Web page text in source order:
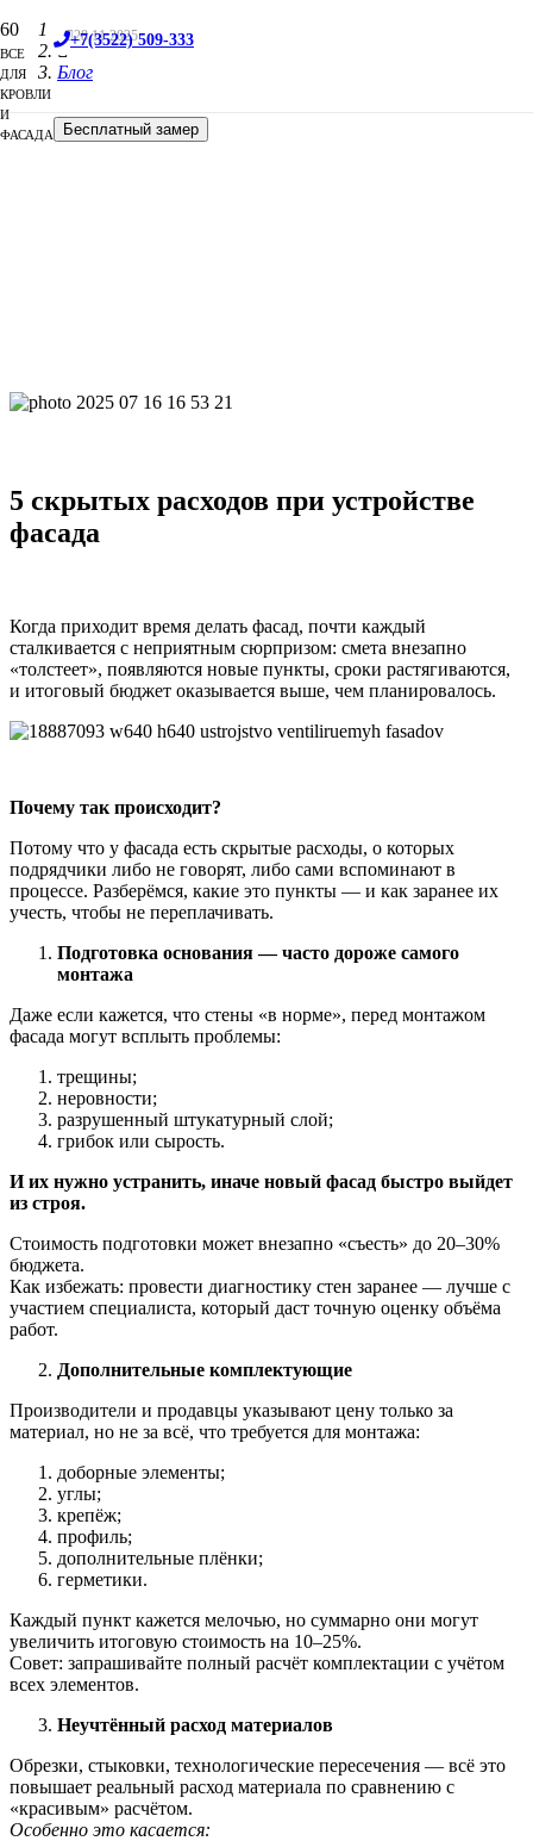
ВСЕ
ДЛЯ
КРОВЛИ
И
ФАСАДА
+7(3522) 509-333
Бесплатный замер
Главная
Блог
28.11.2025
5 скрытых расходов при устройстве
фасада
Когда приходит время делать фасад, почти каждый
сталкивается с неприятным сюрпризом: смета внезапно
«толстеет», появляются новые пункты, сроки растягиваются,
и итоговый бюджет оказывается выше, чем планировалось.
Почему так происходит?
Потому что у фасада есть скрытые расходы, о которых
подрядчики либо не говорят, либо сами вспоминают в
процессе. Разберёмся, какие это пункты — и как заранее их
учесть, чтобы не переплачивать.
Подготовка основания — часто дороже самого
монтажа
Даже если кажется, что стены «в норме», перед монтажом
фасада могут всплыть проблемы:
трещины;
неровности;
разрушенный штукатурный слой;
грибок или сырость.
И их нужно устранить, иначе новый фасад быстро выйдет
из строя.
Стоимость подготовки может внезапно «съесть» до 20–30%
бюджета.
Как избежать: провести диагностику стен заранее — лучше с
участием специалиста, который даст точную оценку объёма
работ.
Дополнительные комплектующие
Производители и продавцы указывают цену только за
материал, но не за всё, что требуется для монтажа:
доборные элементы;
углы;
крепёж;
профиль;
дополнительные плёнки;
герметики.
Каждый пункт кажется мелочью, но суммарно они могут
увеличить итоговую стоимость на 10–25%.
Совет: запрашивайте полный расчёт комплектации с учётом
всех элементов.
Неучтённый расход материалов
Обрезки, стыковки, технологические пересечения — всё это
повышает реальный расход материала по сравнению с
«красивым» расчётом.
Особенно это касается: